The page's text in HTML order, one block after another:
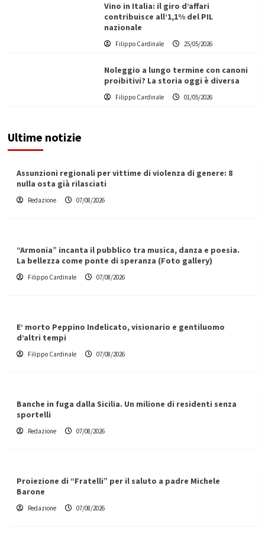
Vino in Italia: il giro d’affari
contribuisce all’1,1% del PIL
nazionale
Filippo Cardinale 25/05/2026
Noleggio a lungo termine con canoni
proibitivi? La storia oggi è diversa
Filippo Cardinale 01/05/2026
Ultime notizie
Assunzioni regionali per vittime di violenza di genere: 8
nulla osta già rilasciati
Redazione 07/08/2026
“Armonia” incanta il pubblico tra musica, danza e poesia.
La bellezza come ponte di speranza (Foto gallery)
Filippo Cardinale 07/08/2026
E’ morto Peppino Indelicato, visionario e gentiluomo
d’altri tempi
Filippo Cardinale 07/08/2026
Banche in fuga dalla Sicilia. Un milione di residenti senza
sportelli
Redazione 07/08/2026
Proiezione di “Fratelli” per il saluto a padre Michele
Barone
Redazione 07/08/2026